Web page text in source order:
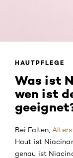
HAUTPFLEGE
Was ist
wen ist
Bei Falten,
Haut ist
genau ist